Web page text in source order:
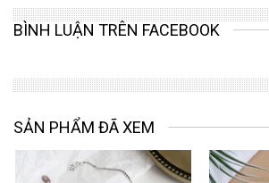
BÌNH LUẬN TRÊN FACEBOOK
SẢN PHẨM ĐÃ XEM